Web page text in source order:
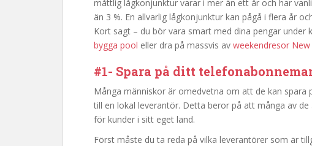
måttlig lågkonjunktur varar i mer än ett år och har
än 3 %. En allvarlig lågkonjunktur kan pågå i flera år
Kort sagt – du bör vara smart med dina pengar under
bygga pool eller dra på massvis av weekendresor New
#1- Spara på ditt
Många människor är omedvetna om att de kan
till en lokal leverantör. Detta beror på att många av
för kunder i sitt eget land.
Först måste du ta reda på vilka leverantörer som är